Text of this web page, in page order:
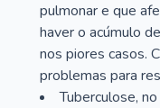
pulmonar e que
haver o acúmulo
nos piores casos.
problemas para
Tuberculose,